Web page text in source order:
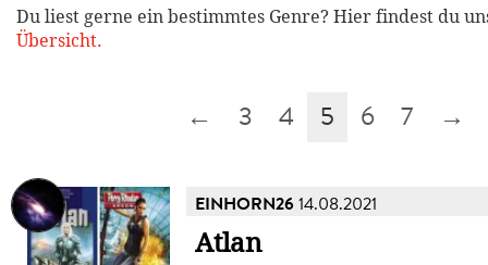
Du liest gerne ein bestimmtes Genre? Hier findest du
Übersicht.
← 3 4 5 6 7 →
EINHORN26 14.08.2021
Atlan